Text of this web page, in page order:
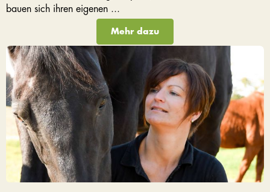
bauen sich ihren eigenen ...
Mehr dazu